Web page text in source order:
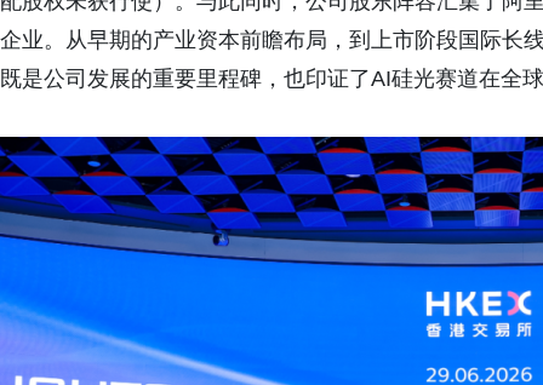
企业。从早期的产业资本前瞻布局，到上市阶段国际长
既是公司发展的重要里程碑，也印证了AI硅光赛道在全